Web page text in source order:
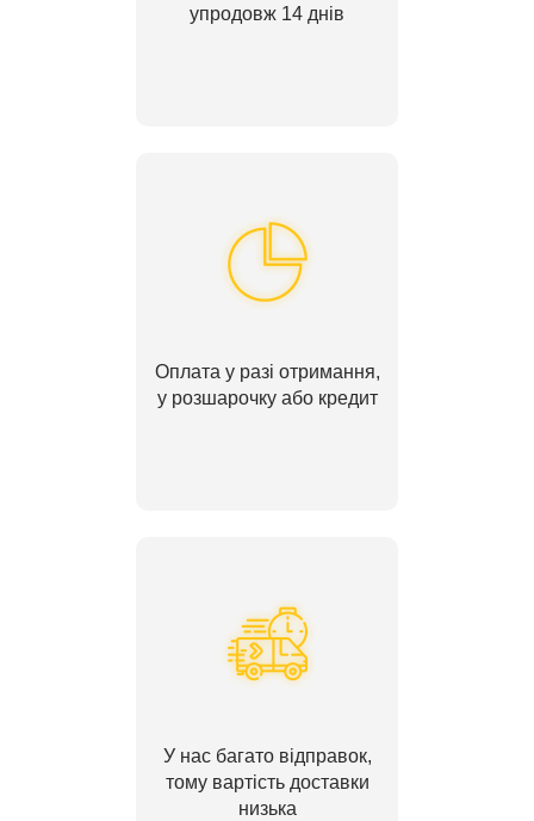
упродовж 14 днів
Оплата у разі отримання,
у розшарочку або кредит
У нас багато відправок,
тому вартість доставки
низька